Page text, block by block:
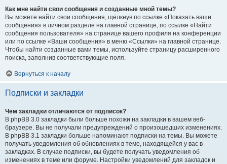
Как мне найти свои сообщения и созданные мной темы?
Вы можете найти свои сообщения, щёлкнув по ссылке «Показать ваши
сообщения» в личном разделе на главной странице, по ссылке «Найти
сообщения пользователя» на странице вашего профиля на конференции
или по ссылке «Ваши сообщения» в меню «Ссылки» на главной странице.
Чтобы найти созданные вами темы, используйте страницу расширенного
поиска, заполнив соответствующие поля.
Вернуться к началу
Подписки и закладки
Чем закладки отличаются от подписок?
В phpBB 3.0 закладки были больше похожи на закладки в вашем веб-
браузере. Вы не получали предупреждений о произошедших изменениях.
В phpBB 3.1 закладки больше напоминают подписки на темы. Вы можете
получать уведомления об обновлениях в теме, находящейся у вас в
закладках. В случае подписки, вы будете получать уведомления об
изменениях в теме или форуме. Настройки уведомлений для закладок и